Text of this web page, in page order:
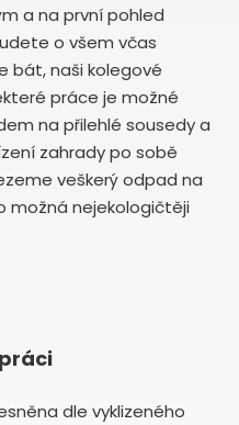
a na první pohled
o všem včas
bát, naši kolegové
práce je možné
na přilehlé sousedy a
zahrady po sobě
veškerý odpad na
možná nejekologičtěji
dle vyklizeného